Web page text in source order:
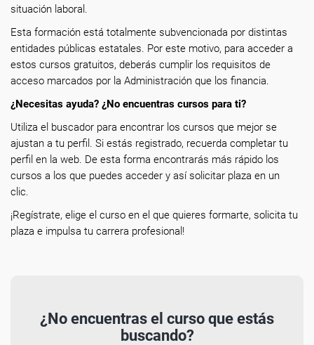
situación laboral.
Esta formación está totalmente subvencionada por distintas
entidades públicas estatales. Por este motivo, para acceder a
estos cursos gratuitos, deberás cumplir los requisitos de
acceso marcados por la Administración que los financia.
¿Necesitas ayuda? ¿No encuentras cursos para ti?
Utiliza el buscador para encontrar los cursos que mejor se
ajustan a tu perfil. Si estás registrado, recuerda completar tu
perfil en la web. De esta forma encontrarás más rápido los
cursos a los que puedes acceder y así solicitar plaza en un
clic.
¡Regístrate, elige el curso en el que quieres formarte, solicita tu
plaza e impulsa tu carrera profesional!
¿No encuentras el curso que estás
buscando?